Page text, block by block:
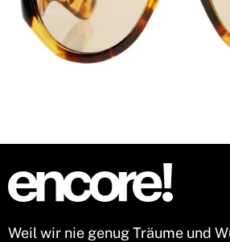
Weil wir nie genug Träume und